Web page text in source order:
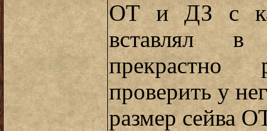
ОТ и ДЗ с
вставлял в
прекрастно
проверить у
размер сейва